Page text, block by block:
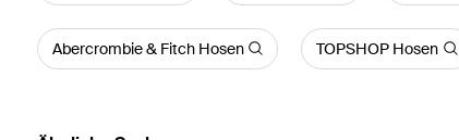
Abercrombie & Fitch Hosen TOPSHOP Hosen